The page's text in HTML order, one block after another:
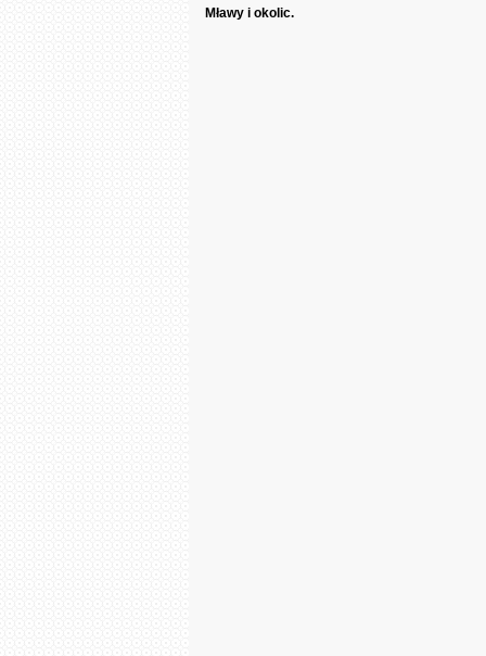
Mławy i okolic.